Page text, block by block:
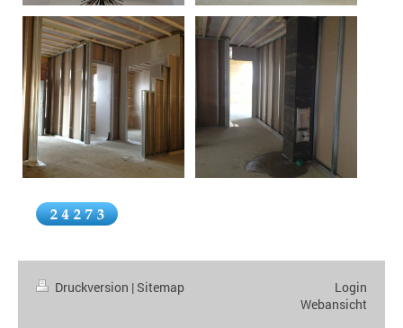
Druckversion |Sitemap
Login
Webansicht